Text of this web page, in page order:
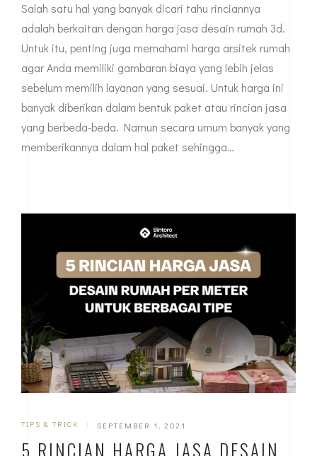
Salah satu hal yang banyak dicari tahu rinciannya
adalah berkaitan dengan harga jasa desain rumah 3d.
Untuk itu, penting juga memahami harga arsitek rumah
agar Anda memiliki gambaran biaya yang lebih jelas
sebelum memilih layanan yang sesuai. Untuk harga ini
banyak diberikan dalam bentuk paket atau rincian jasa
yang berbeda-beda. Namun secara umum banyak yang
memberikannya dalam hal paket sehingga…
TIPS & TRICK | SEPTEMBER 1, 2021
5 RINCIAN HARGA JASA DESAIN